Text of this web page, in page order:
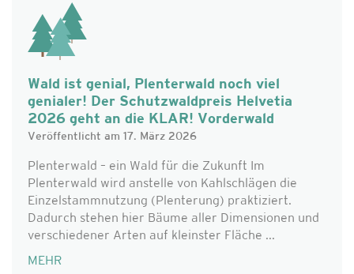
Wald ist genial, Plenterwald noch viel
genialer! Der Schutzwaldpreis Helvetia
2026 geht an die KLAR! Vorderwald
Veröffentlicht am 17. März 2026
Plenterwald – ein Wald für die Zukunft Im
Plenterwald wird anstelle von Kahlschlägen die
Einzelstammnutzung (Plenterung) praktiziert.
Dadurch stehen hier Bäume aller Dimensionen und
verschiedener Arten auf kleinster Fläche ...
MEHR